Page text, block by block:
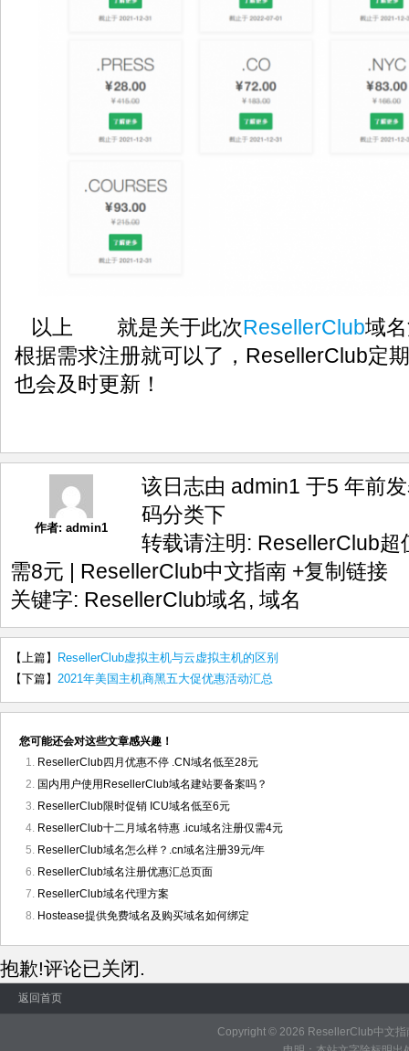
以上 就是关于此次ResellerClub域
根据需求注册就可以了，ResellerClub定
也会及时更新！
作者: admin1
该日志由 admin1 于5 年前
码分类下
转载请注明: ResellerClub超
需8元 | ResellerClub中文指南 +复制链接
关键字: ResellerClub域名, 域名
【上篇】
ResellerClub虚拟主机与云虚拟主机的区别
【下篇】 2021年美国主机商黑五大促优惠活动汇总
您可能还会对这些文章感兴趣！
ResellerClub四月优惠不停 .CN域名低至28元
国内用户使用ResellerClub域名建站要备案吗？
ResellerClub限时促销 ICU域名低至6元
ResellerClub十二月域名特惠 .icu域名注册仅需4元
ResellerClub域名怎么样？.cn域名注册39元/年
ResellerClub域名注册优惠汇总页面
ResellerClub域名代理方案
Hostease提供免费域名及购买域名如何绑定
抱歉!评论已关闭.
返回首页
Copyright © 2026 ResellerClub中文指